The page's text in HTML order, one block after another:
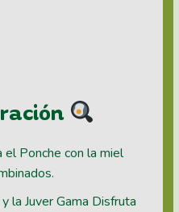
el Ponche con la miel
la Juver Gama Disfruta